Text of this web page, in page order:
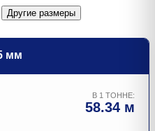
Другие размеры
мм
В 1 ТОННЕ:
58.34 м